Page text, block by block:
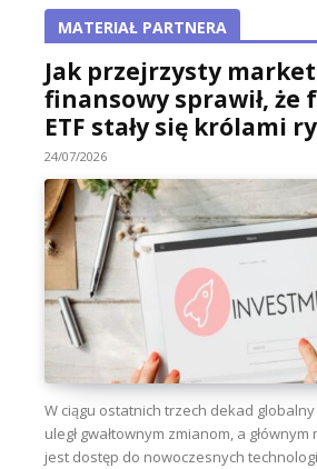
MATERIAŁ PARTNERA
Jak przejrzysty
finansowy sprawił, że
ETF stały się królami
24/07/2026
W ciągu ostatnich trzech dekad
uległ gwałtownym zmianom, a
jest dostęp do nowoczesnych